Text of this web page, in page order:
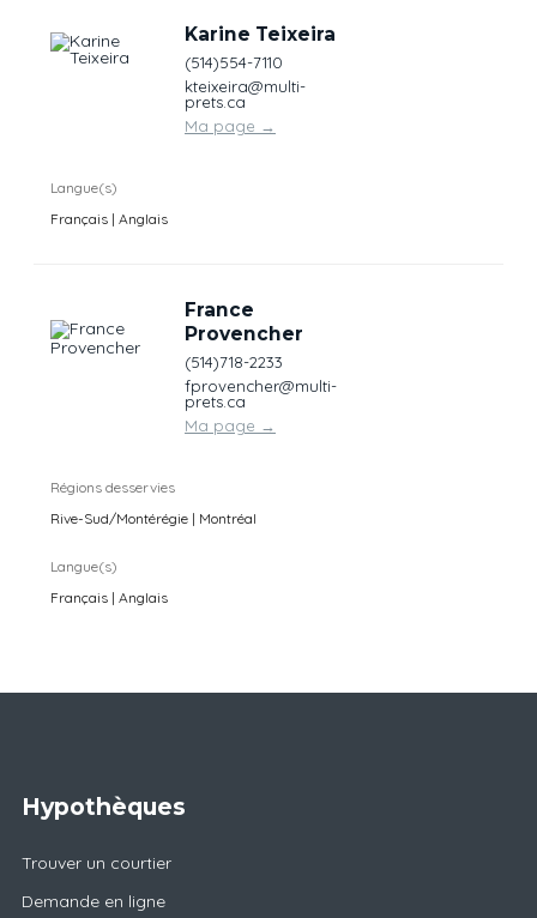
Karine Teixeira
(514)554-7110
kteixeira@multi-
prets.ca
Ma page →
Langue(s)
Français | Anglais
France
Provencher
(514)718-2233
fprovencher@multi-
prets.ca
Ma page →
Régions desservies
Rive-Sud/Montérégie | Montréal
Langue(s)
Français | Anglais
Hypothèques
Trouver un courtier
Demande en ligne